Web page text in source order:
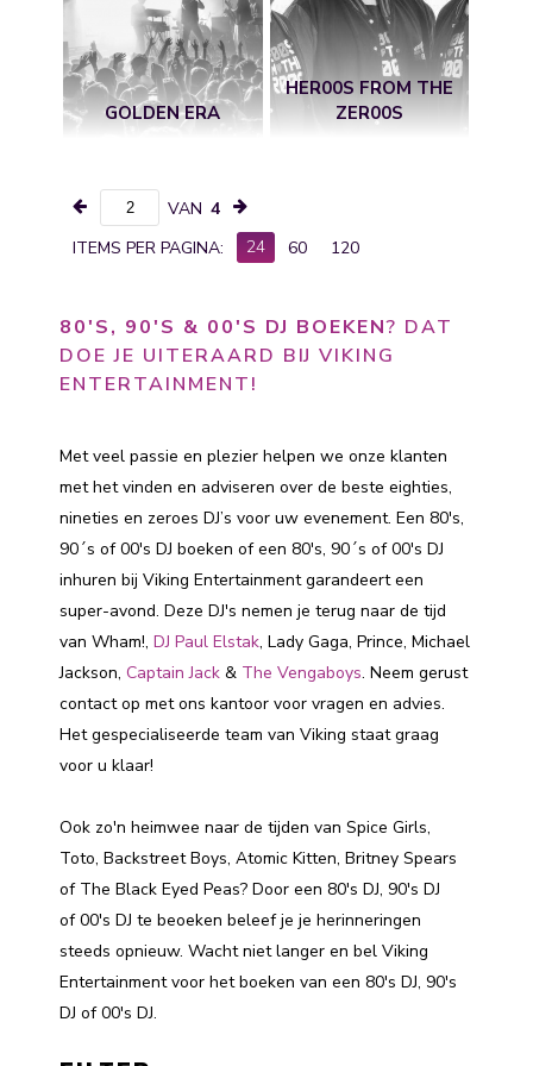
GOLDEN ERA
HER00S FROM THE
ZER00S
VAN 4
ITEMS PER PAGINA:
24 60 120
80'S, 90'S & 00'S DJ BOEKEN? DAT
DOE JE UITERAARD BIJ VIKING
ENTERTAINMENT!
Met veel passie en plezier helpen we onze klanten
met het vinden en adviseren over de beste eighties,
nineties en zeroes DJ’s voor uw evenement. Een 80's,
90´s of 00's DJ boeken of een 80's, 90´s of 00's DJ
inhuren bij Viking Entertainment garandeert een
super-avond. Deze DJ's nemen je terug naar de tijd
van Wham!, DJ Paul Elstak, Lady Gaga, Prince, Michael
Jackson, Captain Jack & The Vengaboys. Neem gerust
contact op met ons kantoor voor vragen en advies.
Het gespecialiseerde team van Viking staat graag
voor u klaar!
Ook zo'n heimwee naar de tijden van Spice Girls,
Toto, Backstreet Boys, Atomic Kitten, Britney Spears
of The Black Eyed Peas? Door een 80's DJ, 90's DJ
of 00's DJ te beoeken beleef je je herinneringen
steeds opnieuw. Wacht niet langer en bel Viking
Entertainment voor het boeken van een 80's DJ, 90's
DJ of 00's DJ.